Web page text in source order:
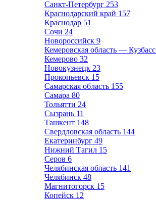
Санкт-Петербург 253
Краснодарский край 157
Краснодар 51
Сочи 24
Новороссийск 9
Кемеровская область — Кузбасс
Кемерово 32
Новокузнецк 23
Прокопьевск 15
Самарская область 155
Самара 80
Тольятти 24
Сызрань 11
Ташкент 148
Свердловская область 144
Екатеринбург 49
Нижний Тагил 15
Серов 6
Челябинская область 141
Челябинск 48
Магнитогорск 15
Копейск 12